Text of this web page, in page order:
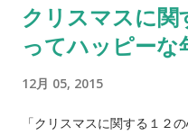
クリスマスに関
ってハッピーな
12月 05, 2015
「クリスマスに関する１２